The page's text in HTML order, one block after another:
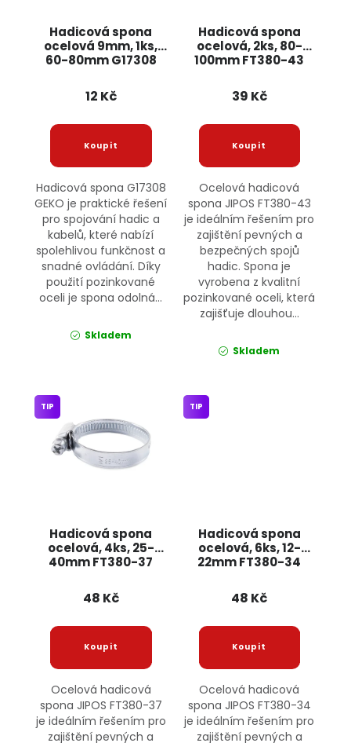
Hadicová spona
ocelová 9mm, 1ks,
60-80mm G17308
12 Kč
Hadicová spona G17308
GEKO je praktické řešení
pro spojování hadic a
kabelů, které nabízí
spolehlivou funkčnost a
snadné ovládání. Díky
použití pozinkované
oceli je spona odolná...
Skladem
Hadicová spona
ocelová, 2ks, 80-
100mm FT380-43
39 Kč
Ocelová hadicová
spona JIPOS FT380-43
je ideálním řešením pro
zajištění pevných a
bezpečných spojů
hadic. Spona je
vyrobena z kvalitní
pozinkované oceli, která
zajišťuje dlouhou...
Skladem
Hadicová spona
ocelová, 4ks, 25-
40mm FT380-37
TIP
48 Kč
Ocelová hadicová
spona JIPOS FT380-37
je ideálním řešením pro
zajištění pevných a
Hadicová spona
ocelová, 6ks, 12-
22mm FT380-34
TIP
48 Kč
Ocelová hadicová
spona JIPOS FT380-34
je ideálním řešením pro
zajištění pevných a